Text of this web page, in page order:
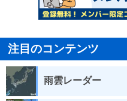
注目のコンテンツ
雨雲レーダー